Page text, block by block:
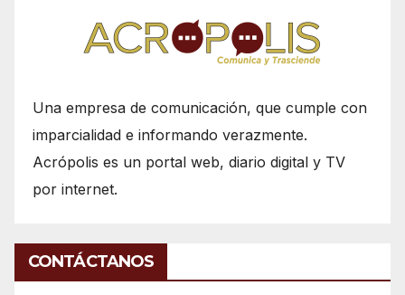
Una empresa de comunicación, que cumple con
imparcialidad e informando verazmente.
Acrópolis es un portal web, diario digital y TV
por internet.
CONTÁCTANOS